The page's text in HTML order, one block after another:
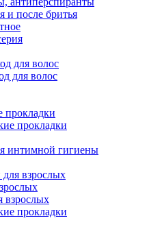
и после бритья
для волос
для волос
прокладки
прокладки
интимной гигиены
взрослых
взрослых
прокладки